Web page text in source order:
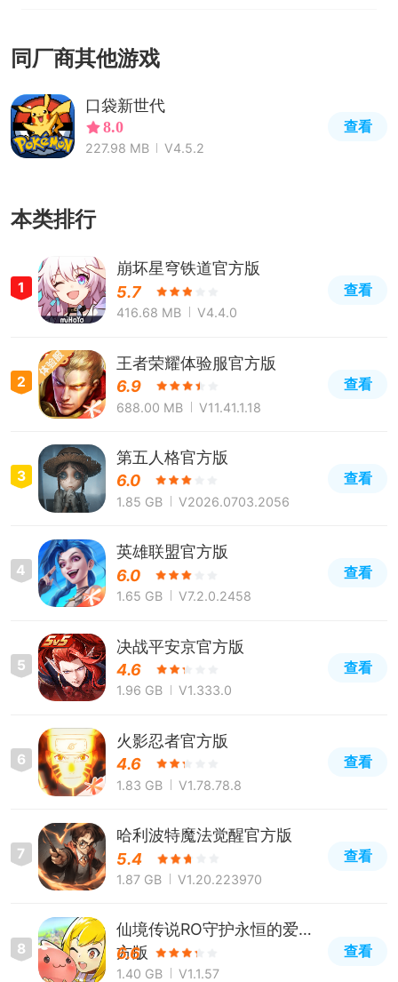
同厂商其他游戏
口袋新世代
8.0
227.98 MB V4.5.2
查看
本类排行
1
崩坏星穹铁道官方版
5.7
416.68 MB V4.4.0
查看
2
王者荣耀体验服官方版
6.9
688.00 MB V11.41.1.18
查看
3
第五人格官方版
6.0
1.85 GB V2026.0703.2056
查看
4
英雄联盟官方版
6.0
1.65 GB V7.2.0.2458
查看
5
决战平安京官方版
4.6
1.96 GB V1.333.0
查看
6
火影忍者官方版
4.6
1.83 GB V1.78.78.8
查看
7
哈利波特魔法觉醒官方版
5.4
1.87 GB V1.20.223970
查看
8
仙境传说RO守护永恒的爱官
方版
6.6
1.40 GB V1.1.57
查看